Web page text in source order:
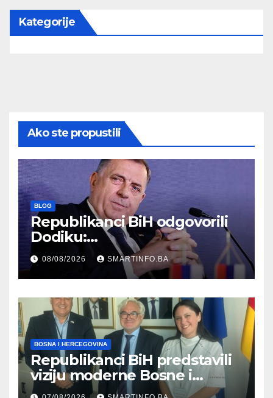
Kategorije
Ako ste propustili
BLOG
Republikanci BiH odgovorili
Dodiku:
Bosanskohercegovačka
kultura postoji i pripada svim
građanima
08/08/2026 SMARTINFO.BA
BOSNA I HERCEGOVINA
Republikanci BiH predstavili
viziju moderne Bosne i
Hercegovine ambasadoru